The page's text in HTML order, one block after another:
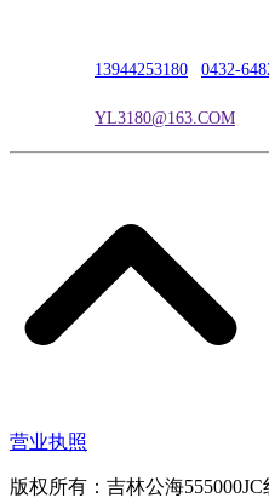
13944253180 0432-
YL3180@163.COM
营业执照
版权所有：吉林公海